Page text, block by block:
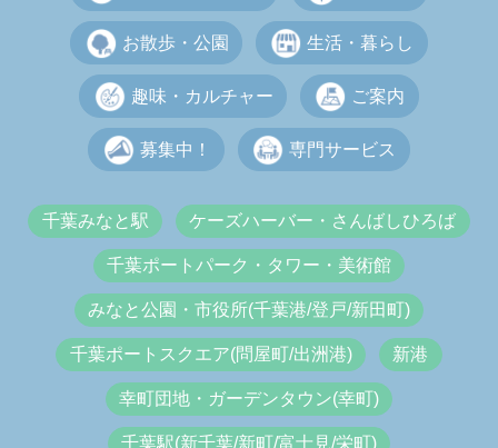
お散歩・公園 生活・暮らし
趣味・カルチャー ご案内
募集中！ 専門サービス
千葉みなと駅 ケーズハーバー・さんばしひろば
千葉ポートパーク・タワー・美術館
みなと公園・市役所(千葉港/登戸/新田町)
千葉ポートスクエア(問屋町/出洲港) 新港
幸町団地・ガーデンタウン(幸町)
千葉駅(新千葉/新町/富士見/栄町)